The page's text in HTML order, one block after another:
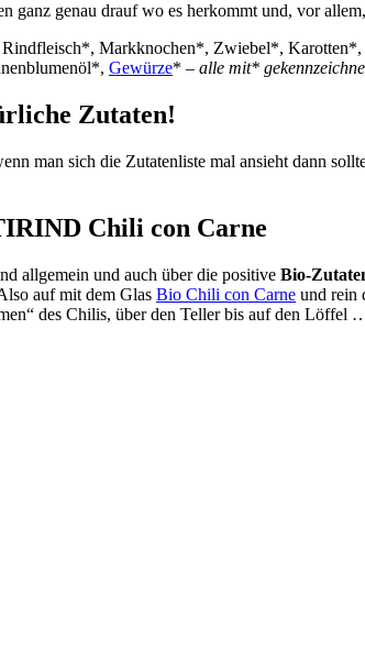
ganz genau drauf wo es herkommt und, vor
Markknochen*, Zwiebel*,
Gewürze* – alle mit*
Zutaten!
man sich die Zutatenliste mal ansieht dann
Chili con Carne
allgemein und auch über die positive Bio-
auf mit dem Glas Bio Chili con Carne und rein
des Chilis, über den Teller bis auf den Löffel